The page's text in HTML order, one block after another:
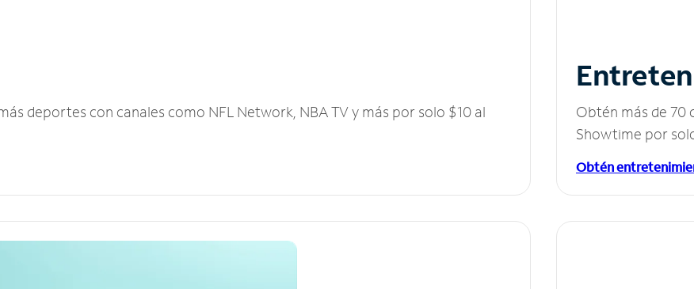
deportes con canales como NFL Network, NBA TV y más por solo $10 al
Obtén más de 70
Showtime por
Obtén